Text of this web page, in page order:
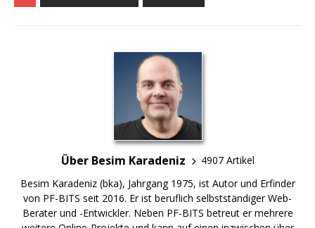
Über Besim Karadeniz
4907 Artikel
Besim Karadeniz (bka), Jahrgang 1975, ist Autor und Erfinder
von PF-BITS seit 2016. Er ist beruflich selbstständiger Web-
Berater und -Entwickler. Neben PF-BITS betreut er mehrere